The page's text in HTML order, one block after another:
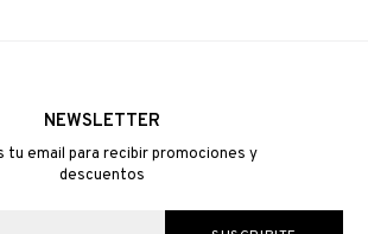
NEWSLETTER
tu email para recibir promociones y
descuentos